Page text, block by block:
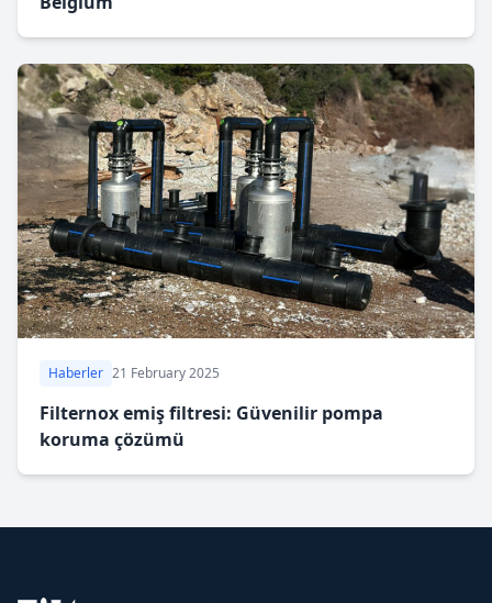
Haberler 21 February 2025
Filternox emiş filtresi: Güvenilir pompa
koruma çözümü